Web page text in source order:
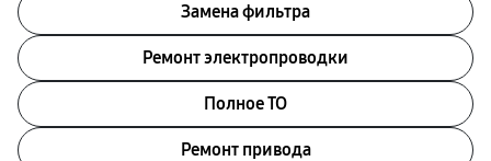
Замена фильтра
Ремонт электропроводки
Полное ТО
Ремонт привода